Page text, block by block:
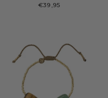
€39,95